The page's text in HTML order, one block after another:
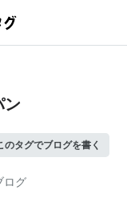
ン
のタグでブログを書く
ログ